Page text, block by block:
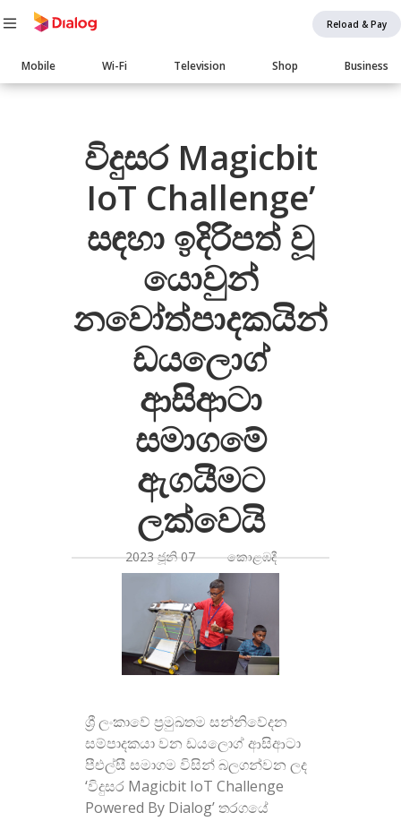
Reload & Pay
Main
navigation
Mobile Wi-Fi Television Shop Business
Body
විදුසර Magicbit
IoT Challenge’
සඳහා ඉදිරිපත් වූ
යොවුන්
නවෝත්පාදකයින්
ඩයලොග්
ආසිආටා
සමාගමේ
ඇගයීමට
ලක්වෙයි
2023 ජූනි 07 කොළඹදී
ශ්‍රී ලංකාවේ ප්‍රමුඛතම සන්නිවේදන
සම්පාදකයා වන ඩයලොග් ආසිආටා
පීඑල්සී සමාගම විසින් බලගන්වන ලද
‘විදුසර Magicbit IoT Challenge
Powered By Dialog’ තරගයේ